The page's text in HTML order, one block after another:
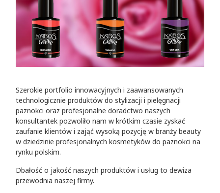
Szerokie portfolio innowacyjnych i zaawansowanych
technologicznie produktów do stylizacji i pielęgnacji
paznokci oraz profesjonalne doradctwo naszych
konsultantek pozwoliło nam w krótkim czasie zyskać
zaufanie klientów i zająć wysoką pozycję w branży beauty
w dziedzinie profesjonalnych kosmetyków do paznokci na
rynku polskim.
Dbałość o jakość naszych produktów i usług to dewiza
przewodnia naszej firmy.